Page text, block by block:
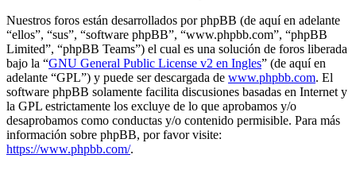
Nuestros foros están desarrollados por phpBB (de aquí en adelante
“ellos”, “sus”, “software phpBB”, “www.phpbb.com”, “phpBB
Limited”, “phpBB Teams”) el cual es una solución de foros liberada
bajo la “GNU General Public License v2 en Ingles” (de aquí en
adelante “GPL”) y puede ser descargada de www.phpbb.com. El
software phpBB solamente facilita discusiones basadas en Internet y
la GPL estrictamente los excluye de lo que aprobamos y/o
desaprobamos como conductas y/o contenido permisible. Para más
información sobre phpBB, por favor visite:
https://www.phpbb.com/.